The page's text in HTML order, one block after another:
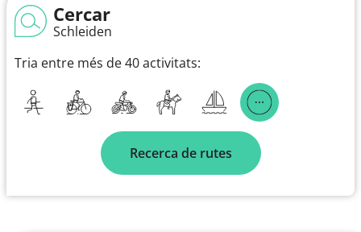
Cercar
Schleiden
Tria entre més de 40 activitats:
Recerca de rutes